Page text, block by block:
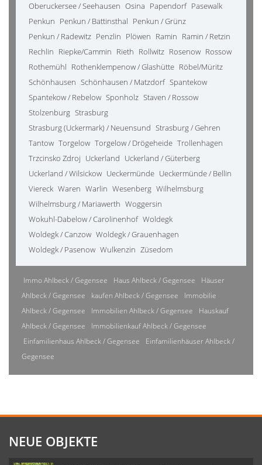
Oberuckersee / Seehausen Osina Papendorf Pasewalk
Penkun Penkun / Battinsthal Penkun / Grünz
Penkun / Radewitz Penzlin Plöwen Ramin Ramin / Retzin
Rechlin Riepke/Cammin Rieth Rollwitz Rosenow Rossow
Rothemühl Rothenklempenow / Glashütte Röbel/Müritz
Schönhausen Schönhausen / Matzdorf Spantekow
Spantekow / Rebelow Sponholz Staven / Rossow
Stolzenburg Strasburg
Strasburg (Uckermark) / Neuensund Strasburg / Gehren
Tantow Torgelow Torgelow / Drögeheide Trollenhagen
Trzcinsko Zdroj Uckerland Uckerland / Güterberg
Uckerland / Wilsickow Ueckermünde Ueckermünde / Bellin
Viereck Waren Warlin Wesenberg Wilhelmsburg
Wilhelmsburg / Mariawerth Woggersin
Wokuhl-Dabelow / Carolinenhof Woldegk
Woldegk / Canzow Woldegk / Grauenhagen
Woldegk / Pasenow Wulkenzin Züsedom
Immo Ahlbeck / Gegensee Haus Ahlbeck / Gegensee
Häuser
Ahlbeck / Gegensee
kaufen Ahlbeck / Gegensee
Immobilie
Ahlbeck / Gegensee
Immobilien Ahlbeck / Gegensee
Hauskauf
Ahlbeck / Gegensee
Immobilienkauf Ahlbeck / Gegensee
Einfamilienhaus Ahlbeck / Gegensee
Einfamilienhäuser Ahlbeck /
Gegensee
NEUE OBJEKTE